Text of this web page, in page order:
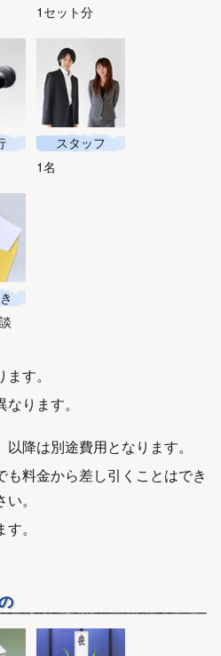
1セット分
スタッフ
1名
す。
ります。
降は別途費用となります。
料金から差し引くことはでき
。
。